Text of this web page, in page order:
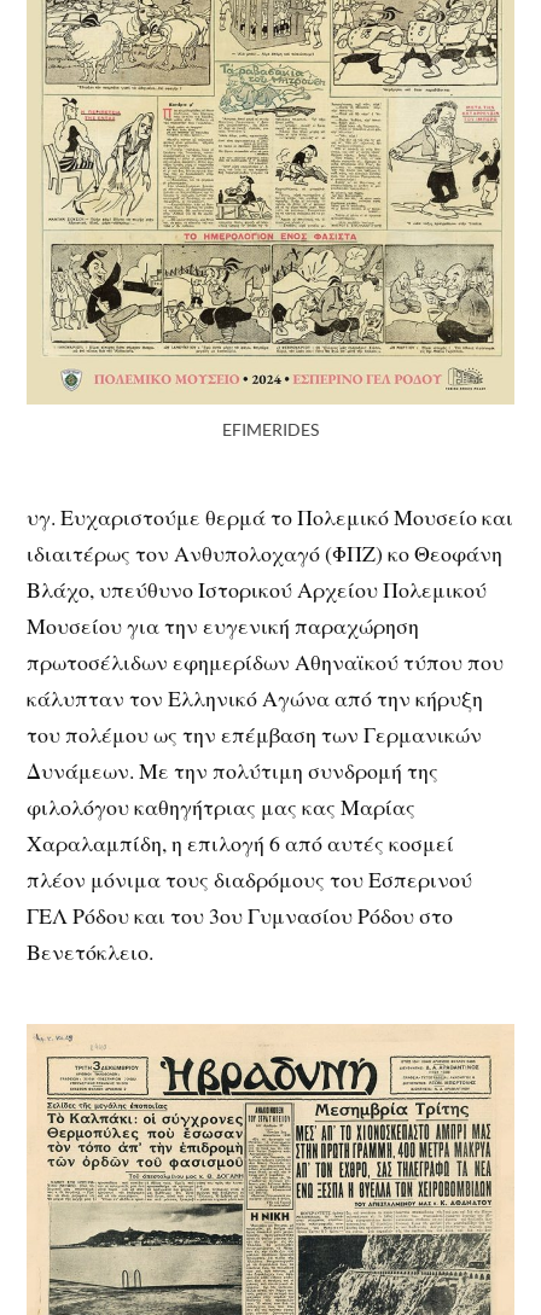
EFIMERIDES
υγ. Ευχαριστούμε θερμά το Πολεμικό Μουσείο και
ιδιαιτέρως τον Ανθυπολοχαγό (ΦΠΖ) κο Θεοφάνη
Βλάχο, υπεύθυνο Ιστορικού Αρχείου Πολεμικού
Μουσείου για την ευγενική παραχώρηση
πρωτοσέλιδων εφημερίδων Αθηναϊκού τύπου που
κάλυπταν τον Ελληνικό Αγώνα από την κήρυξη
του πολέμου ως την επέμβαση των Γερμανικών
Δυνάμεων. Με την πολύτιμη συνδρομή της
φιλολόγου καθηγήτριας μας κας Μαρίας
Χαραλαμπίδη, η επιλογή 6 από αυτές κοσμεί
πλέον μόνιμα τους διαδρόμους του Εσπερινού
ΓΕΛ Ρόδου και του 3ου Γυμνασίου Ρόδου στο
Βενετόκλειο.